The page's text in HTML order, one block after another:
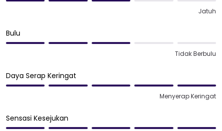
Jatuh
Bulu
Tidak Berbulu
Daya Serap Keringat
Menyerap Keringat
Sensasi Kesejukan